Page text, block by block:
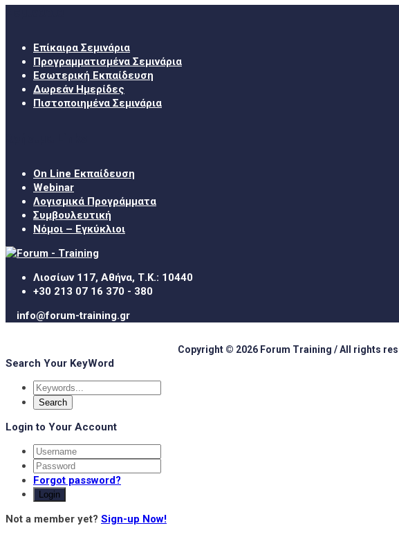
Επίκαιρα Σεμινάρια
Προγραμματισμένα Σεμινάρια
Εσωτερική Εκπαίδευση
Δωρεάν Ημερίδες
Πιστοποιημένα Σεμινάρια
On Line Εκπαίδευση
Webinar
Λογισμικά Προγράμματα
Συμβουλευτική
Νόμοι – Εγκύκλιοι
Λιοσίων 117, Αθήνα, Τ.Κ.: 10440
+30 213 07 16 370 - 380
info@forum-training.gr
Copyright © 2026 Forum Training / All rights
Search Your KeyWord
Login to Your Account
Forgot password?
Login
Not a member yet? Sign-up Now!